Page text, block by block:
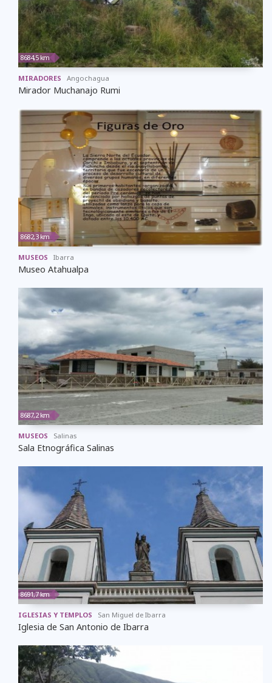
8684,5 km
MIRADORES Angochagua
Mirador Muchanajo Rumi
8682,3 km
MUSEOS Ibarra
Museo Atahualpa
8687,2 km
MUSEOS Salinas
Sala Etnográfica Salinas
8691,7 km
IGLESIAS Y TEMPLOS San Miguel de Ibarra
Iglesia de San Antonio de Ibarra